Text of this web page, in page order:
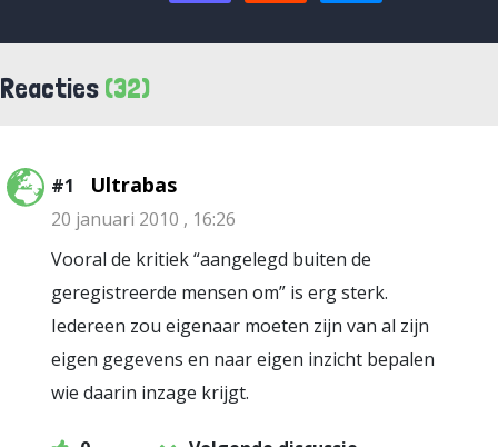
Reacties (32)
#1 Ultrabas
20 januari 2010 , 16:26
Vooral de kritiek “aangelegd buiten de
geregistreerde mensen om” is erg sterk.
Iedereen zou eigenaar moeten zijn van al zijn
eigen gegevens en naar eigen inzicht bepalen
wie daarin inzage krijgt.